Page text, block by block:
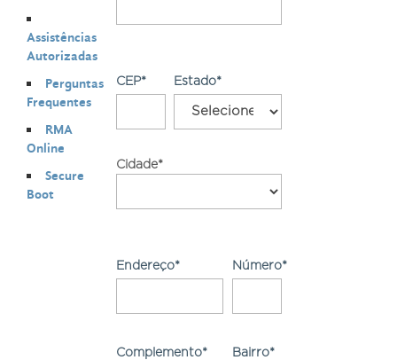
Assistências
Autorizadas
Perguntas
Frequentes
RMA
Online
Secure
Boot
CEP* Estado*
Cidade*
Endereço* Número*
Complemento* Bairro*